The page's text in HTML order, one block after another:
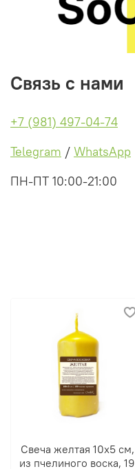
Связь с нами
+7 (981) 497-04-74
Telegram / WhatsApp
ПН-ПТ 10:00-21:00
Свеча желтая 10х5 см,
из пчелиного воска, 19